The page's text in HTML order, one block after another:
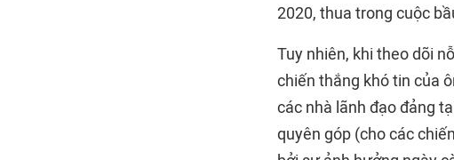
2020, thua trong cuộc
Tuy nhiên, khi theo dõi
chiến thắng khó tin của
các nhà lãnh đạo đảng
quyên góp (cho các